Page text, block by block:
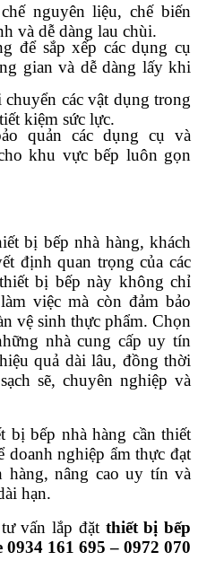
nguyên liệu, chế biến
và dễ dàng lau chùi.
để sắp xếp các dụng cụ
gian và dễ dàng lấy khi
các vật dụng trong
kiệm sức lực.
quản các dụng cụ và
khu vực bếp luôn gọn
bị bếp nhà hàng, khách
định quan trọng của các
bị bếp này không chỉ
việc mà còn đảm bảo
vệ sinh thực phẩm. Chọn
nhà cung cấp uy tín
quả dài lâu, đồng thời
sẽ, chuyên nghiệp và
bị bếp nhà hàng cần thiết
doanh nghiệp ẩm thực đạt
hàng, nâng cao uy tín và
hạn.
vấn lắp đặt thiết bị bếp
0934 161 695 – 0972 070